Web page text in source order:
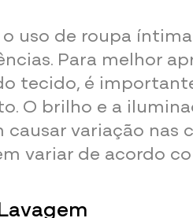
uso de roupa
Para melhor
tecido, é
O brilho e a
variação nas
variar de acordo